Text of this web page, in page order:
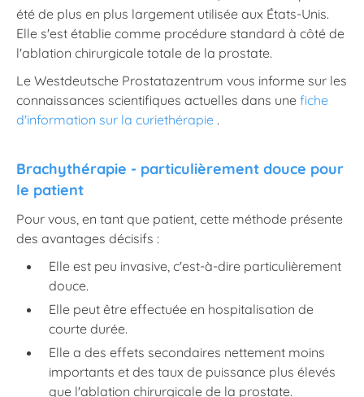
été de plus en plus largement utilisée aux États-Unis.
Elle s'est établie comme procédure standard à côté de
l'ablation chirurgicale totale de la prostate.
Le Westdeutsche Prostatazentrum vous informe sur les
connaissances scientifiques actuelles dans une fiche
d'information sur la curiethérapie .
Brachythérapie - particulièrement douce pour
le patient
Pour vous, en tant que patient, cette méthode présente
des avantages décisifs :
Elle est peu invasive, c'est-à-dire particulièrement
douce.
Elle peut être effectuée en hospitalisation de
courte durée.
Elle a des effets secondaires nettement moins
importants et des taux de puissance plus élevés
que l'ablation chirurgicale de la prostate.